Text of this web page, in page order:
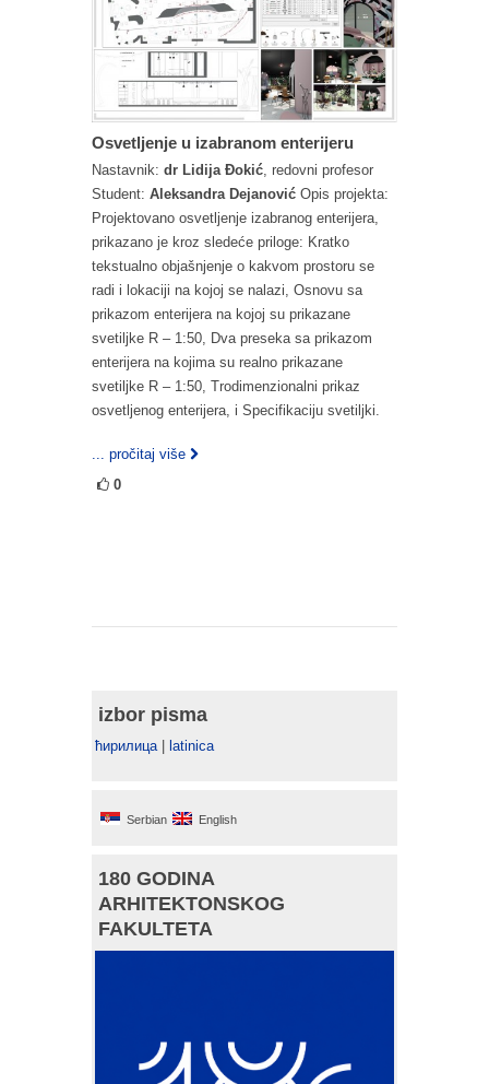
Osvetljenje u izabranom enterijeru
Nastavnik: dr Lidija Đokić, redovni profesor
Student: Aleksandra Dejanović Opis projekta:
Projektovano osvetljenje izabranog enterijera,
prikazano je kroz sledeće priloge: Kratko
tekstualno objašnjenje o kakvom prostoru se
radi i lokaciji na kojoj se nalazi, Osnovu sa
prikazom enterijera na kojoj su prikazane
svetiljke R – 1:50, Dva preseka sa prikazom
enterijera na kojima su realno prikazane
svetiljke R – 1:50, Trodimenzionalni prikaz
osvetljenog enterijera, i Specifikaciju svetiljki.
... pročitaj više
0
izbor pisma
ћирилица| latinica
Serbian English
180 GODINA
ARHITEKTONSKOG
FAKULTETA